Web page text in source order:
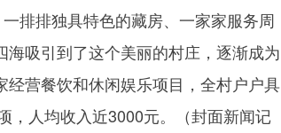
排排独具特色的藏房、一家家服务周
吸引到了这个美丽的村庄，逐渐成为
营餐饮和休闲娱乐项目，全村户户具
，人均收入近3000元。（封面新闻记